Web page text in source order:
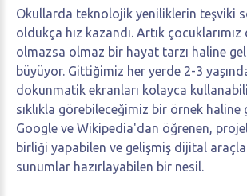
Okullarda teknolojik yeniliklerin teşviki
oldukça hız kazandı. Artık
olmazsa olmaz bir hayat tarzı haline
büyüyor. Gittiğimiz her yerde 2-3
dokunmatik ekranları kolayca
sıklıkla görebileceğimiz bir örnek haline
Google ve Wikipedia'dan öğrenen,
birliği yapabilen ve gelişmiş dijital
sunumlar hazırlayabilen bir nesil.